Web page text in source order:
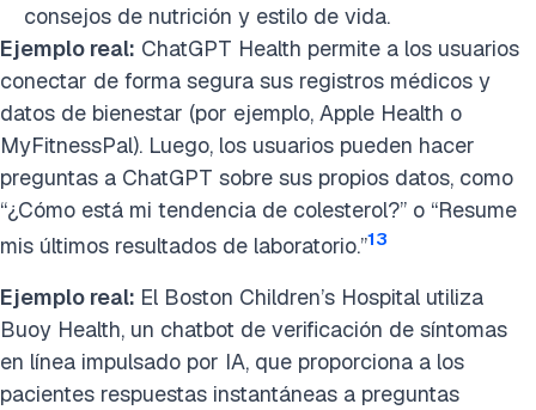
consejos de nutrición y estilo de vida.
Ejemplo real: ChatGPT Health permite a los usuarios
conectar de forma segura sus registros médicos y
datos de bienestar (por ejemplo, Apple Health o
MyFitnessPal). Luego, los usuarios pueden hacer
preguntas a ChatGPT sobre sus propios datos, como
“¿Cómo está mi tendencia de colesterol?” o “Resume
mis últimos resultados de laboratorio.”13
Ejemplo real: El Boston Children’s Hospital utiliza
Buoy Health, un chatbot de verificación de síntomas
en línea impulsado por IA, que proporciona a los
pacientes respuestas instantáneas a preguntas